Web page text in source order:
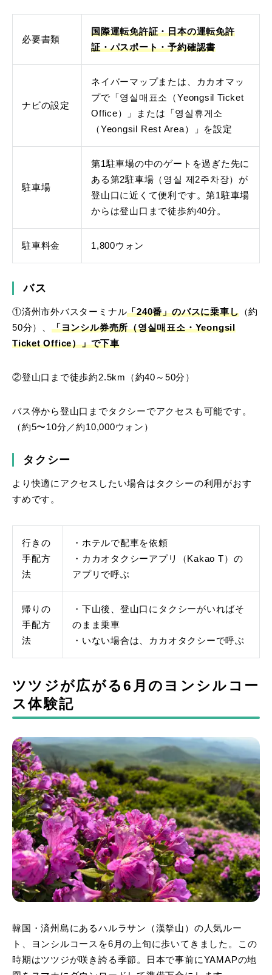
必要書類
国際運転免許証・日本の運転免許
証・パスポート・予約確認書
ナビの設定
ネイバーマップまたは、カカオマッ
プで「영실매표소（Yeongsil Ticket
Office）」または「영실휴게소
（Yeongsil Rest Area）」を設定
駐車場
第1駐車場の中のゲートを過ぎた先に
ある第2駐車場（영실 제2주차장）が
登山口に近くて便利です。第1駐車場
からは登山口まで徒歩約40分。
駐車料金 1,800ウォン
バス
①済州市外バスターミナル「240番」のバスに乗車し（約
50分）、 「ヨンシル券売所（영실매표소・Yeongsil
Ticket Office）」で下車
②登山口まで徒歩約2.5km（約40～50分）
バス停から登山口までタクシーでアクセスも可能です。
（約5〜10分／約10,000ウォン）
タクシー
より快適にアクセスしたい場合はタクシーの利用がおす
すめです。
行きの
手配方
法
・ホテルで配車を依頼
・カカオタクシーアプリ（Kakao T）の
アプリで呼ぶ
帰りの
手配方
法
・下山後、登山口にタクシーがいればそ
のまま乗車
・いない場合は、カカオタクシーで呼ぶ
ツツジが広がる6月のヨンシルコー
ス体験記
韓国・済州島にあるハルラサン（漢拏山）の人気ルー
ト、ヨンシルコースを6月の上旬に歩いてきました。この
時期はツツジが咲き誇る季節。日本で事前にYAMAPの地